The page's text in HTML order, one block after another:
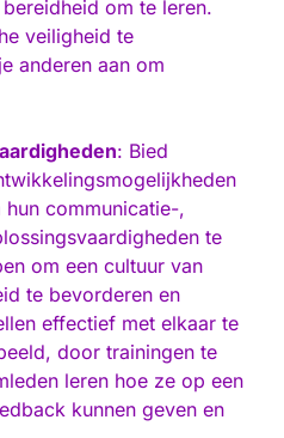
om te leren.
veiligheid te
anderen aan om
: Bied
communicatie-,
te
om een cultuur van
te bevorderen en
effectief met elkaar te
door trainingen te
leren hoe ze op een
kunnen geven en